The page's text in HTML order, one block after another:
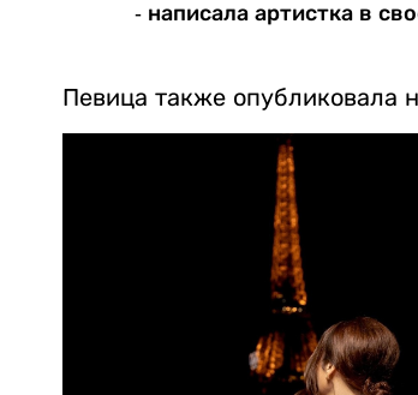
- написала артистка в
Певица также опубликовала